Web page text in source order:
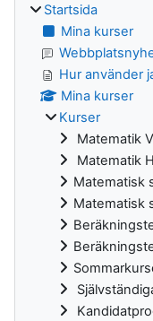
Startsida
Mina kurser
Hur använder
Mina kurser
Kurser
Matematik
Matematik
Matematisk
Matematisk